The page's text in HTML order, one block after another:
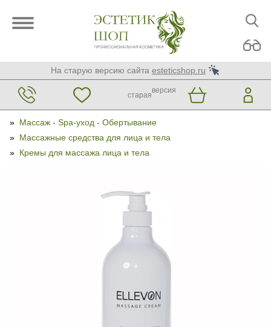
На старую версию сайта esteticshop.ru
старая
версия
» Массаж - Spa-уход - Обертывание
» Массажные средства для лица и тела
» Кремы для массажа лица и тела